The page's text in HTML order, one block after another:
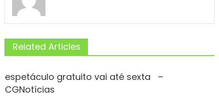
Related Articles
espetáculo gratuito vai até sexta –
CGNotícias